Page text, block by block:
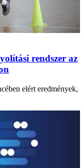
rendszer az
elért eredmények,